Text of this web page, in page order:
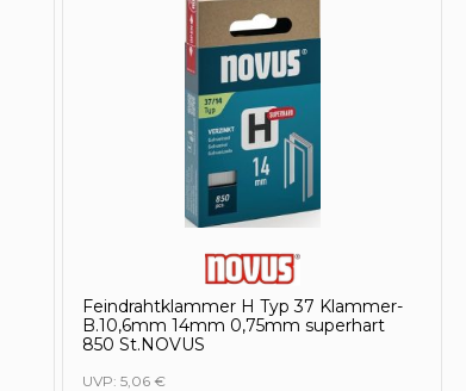
Feindrahtklammer H Typ 37 Klammer-
B.10,6mm 14mm 0,75mm superhart
850 St.NOVUS
UVP:5,06 €